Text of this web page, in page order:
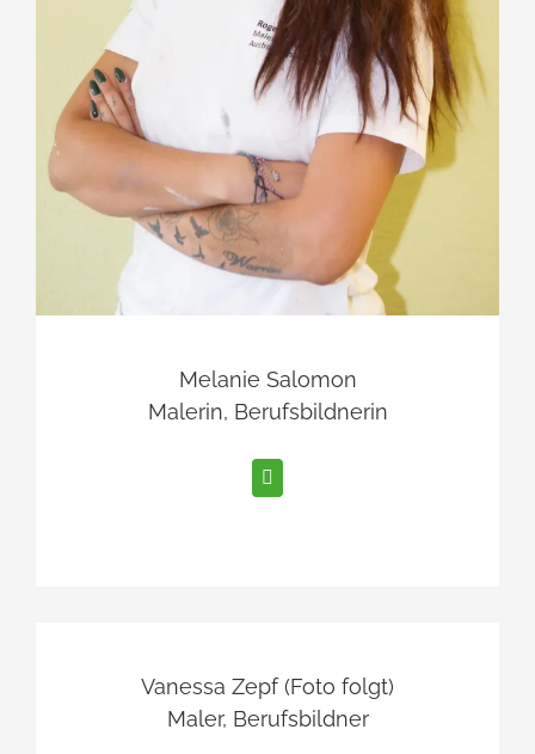
Melanie Salomon
Malerin, Berufsbildnerin
Vanessa Zepf (Foto folgt)
Maler, Berufsbildner